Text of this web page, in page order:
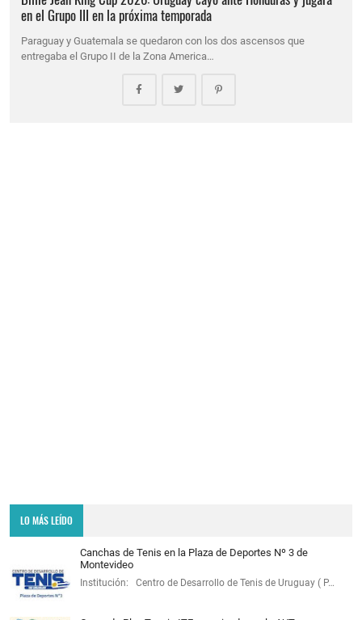
en el Grupo III en la próxima temporada
Paraguay y Guatemala se quedaron con los dos ascensos que
entregaba el Grupo II de la Zona America…
LO MÁS LEÍDO
Canchas de Tenis en la Plaza de Deportes Nº 3 de
Montevideo
Institución: Centro de Desarrollo de Tenis de Uruguay ( P…